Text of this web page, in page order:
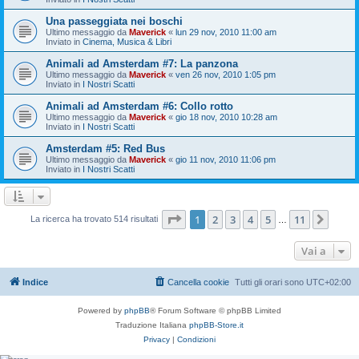
Una passeggiata nei boschi
Ultimo messaggio da Maverick « lun 29 nov, 2010 11:00 am
Inviato in Cinema, Musica & Libri
Animali ad Amsterdam #7: La panzona
Ultimo messaggio da Maverick « ven 26 nov, 2010 1:05 pm
Inviato in I Nostri Scatti
Animali ad Amsterdam #6: Collo rotto
Ultimo messaggio da Maverick « gio 18 nov, 2010 10:28 am
Inviato in I Nostri Scatti
Amsterdam #5: Red Bus
Ultimo messaggio da Maverick « gio 11 nov, 2010 11:06 pm
Inviato in I Nostri Scatti
La ricerca ha trovato 514 risultati Pagina di 11
1 2 3 4 5 11
Vai a
Indice Tutti gli orari sono UTC+02:00
Cancella cookie
Powered by phpBB® Forum Software © phpBB Limited
Traduzione Italiana phpBB-Store.it
Privacy | Condizioni